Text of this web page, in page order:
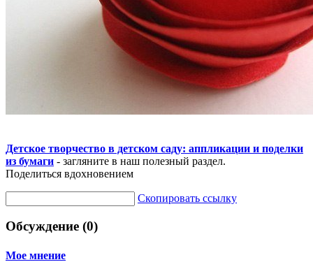
Детское творчество в детском саду: аппликации и поделки
из бумаги - загляните в наш полезный раздел.
Поделиться вдохновением
Скопировать ссылку
Обсуждение (0)
Мое мнение